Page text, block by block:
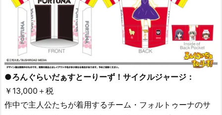
●ろんぐらいだぁすとーりーず！サイクルジャージ：
￥13,000＋税
作中で主人公たちが着用するチーム・フォルトゥーナのサ